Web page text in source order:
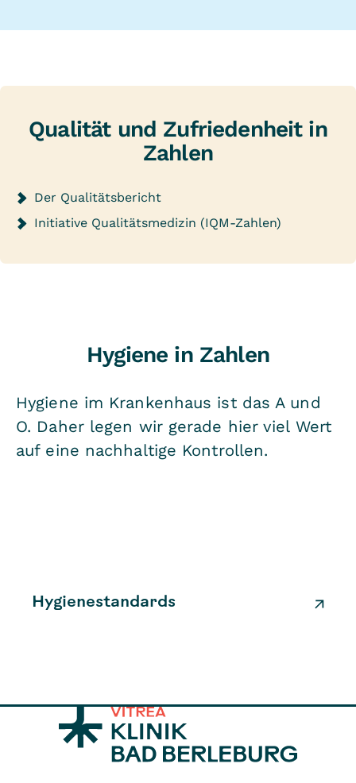
Qualität und Zufriedenheit in
Zahlen
Der Qualitätsbericht
Initiative Qualitätsmedizin (IQM-Zahlen)
Hygiene in Zahlen
Hygiene im Krankenhaus ist das A und
O. Daher legen wir gerade hier viel Wert
auf eine nachhaltige Kontrollen.
Hygienestandards